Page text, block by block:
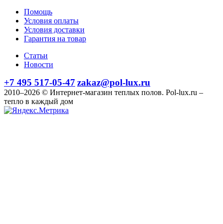
Помощь
Условия оплаты
Условия доставки
Гарантия на товар
Статьи
Новости
+7 495 517-05-47 zakaz@pol-lux.ru
2010–2026 © Интернет-магазин теплых полов. Pol-lux.ru –
тепло в каждый дом